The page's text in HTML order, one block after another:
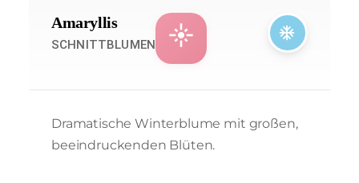
Amaryllis
SCHNITTBLUMEN flare ac_unit
Dramatische Winterblume mit großen,
beeindruckenden Blüten.